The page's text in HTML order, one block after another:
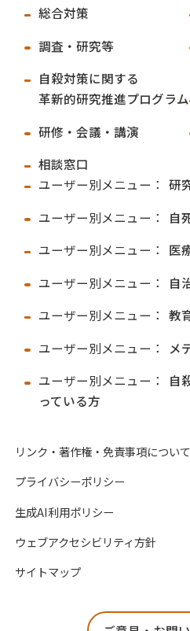
総合対策
調査・研究等
自殺対策に関する
革新的研究推進プログラム
研修・会議・講演
相談窓口
ユーザー別メニュー： 研
ユーザー別メニュー：
自
ユーザー別メニュー：
医
ユーザー別メニュー：
自
ユーザー別メニュー： 教
ユーザー別メニュー：
メ
ユーザー別メニュー：
自
っている方
リンク・著作権・免責事項について
プライバシーポリシー
生成AI利用ポリシー
ウェブアクセシビリティ方針
サイトマップ